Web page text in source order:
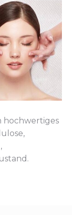
hochwertiges